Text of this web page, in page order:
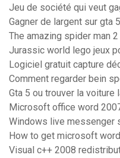
Jeu de société qui veut
Gagner de largent sur gta
The amazing spider man
Jurassic world lego jeux
Logiciel gratuit capture
Comment regarder bein
Gta 5 ou trouver la voiture
Microsoft office word
Windows live messenger
How to get microsoft
Visual c++ 2008